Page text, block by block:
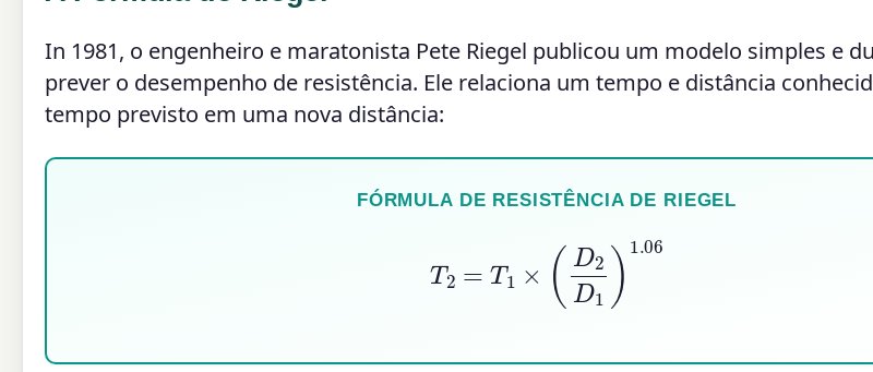
In 1981, o engenheiro e maratonista Pete Riegel publicou um modelo simples e
prever o desempenho de resistência. Ele relaciona um tempo e distância
tempo previsto em uma nova distância:
FÓRMULA DE RESISTÊNCIA DE RIEGEL
2D1 1.06